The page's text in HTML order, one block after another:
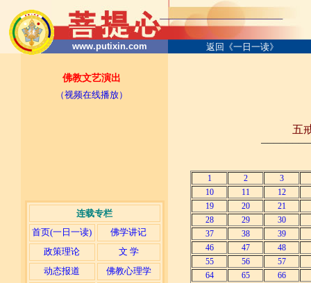
www.putixin.com 返回《一日一读》
佛教文艺演出
（视频在线播放）
连载专栏
首页(一日一读)
佛学讲记
政策理论
文 学
动态报道
佛教心理学
五
1 2
3
10
11
12
19
20
21
28
29
30
37
38
39
46
47
48
55
56
57
64
65
66